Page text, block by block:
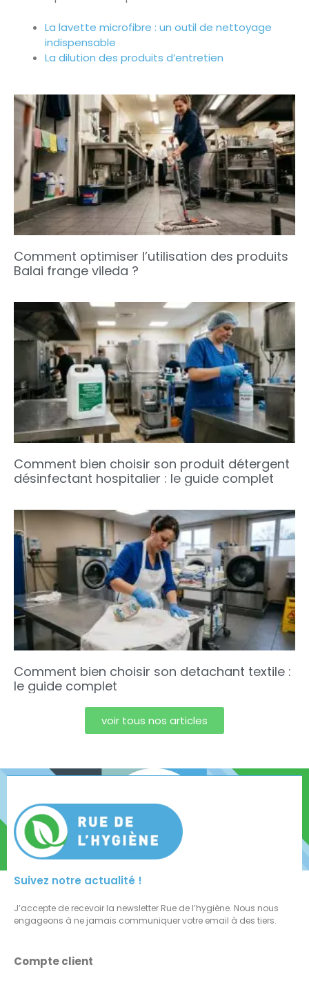
La lavette microfibre : un outil de nettoyage
indispensable
La dilution des produits d’entretien
Comment optimiser l’utilisation des produits
Balai frange vileda ?
Comment bien choisir son produit détergent
désinfectant hospitalier : le guide complet
Comment bien choisir son detachant textile :
le guide complet
voir tous nos articles
Suivez notre actualité !
J’accepte de recevoir la newsletter Rue de l’hygiène. Nous nous
engageons à ne jamais communiquer votre email à des tiers.
Compte client